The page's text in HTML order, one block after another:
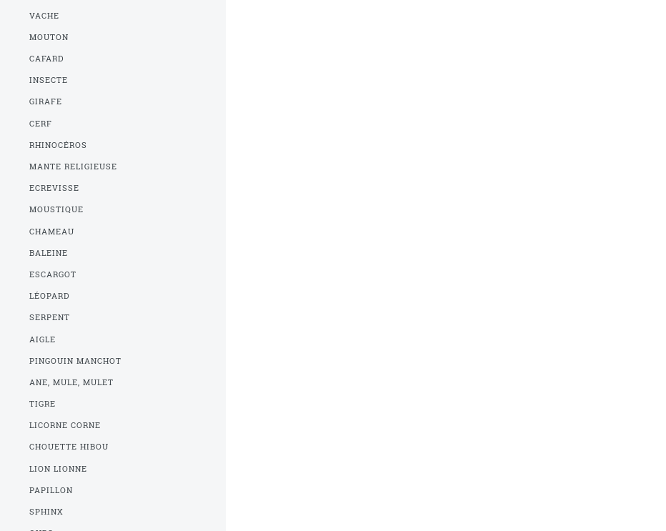
VACHE
MOUTON
CAFARD
INSECTE
GIRAFE
CERF
RHINOCÉROS
MANTE RELIGIEUSE
ECREVISSE
MOUSTIQUE
CHAMEAU
BALEINE
ESCARGOT
LÉOPARD
SERPENT
AIGLE
PINGOUIN MANCHOT
ANE, MULE, MULET
TIGRE
LICORNE CORNE
CHOUETTE HIBOU
LION LIONNE
PAPILLON
SPHINX